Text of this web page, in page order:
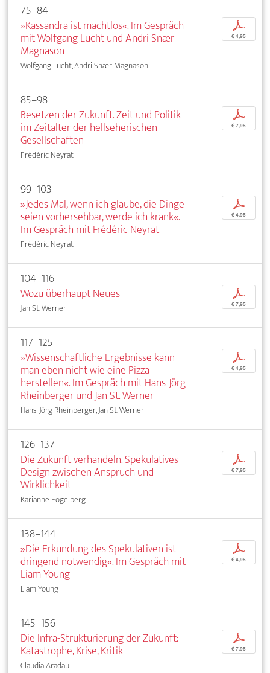
75–84
»Kassandra ist machtlos«. Im Gespräch
mit Wolfgang Lucht und Andri Snær
Magnason
Wolfgang Lucht, Andri Snær Magnason
p
€ 4,95
85–98
Besetzen der Zukunft. Zeit und Politik
im Zeitalter der hellseherischen
Gesellschaften
Frédéric Neyrat
p
€ 7,95
99–103
»Jedes Mal, wenn ich glaube, die Dinge
seien vorhersehbar, werde ich krank«.
Im Gespräch mit Frédéric Neyrat
Frédéric Neyrat
p
€ 4,95
104–116
Wozu überhaupt Neues
Jan St. Werner
p
€ 7,95
117–125
»Wissenschaftliche Ergebnisse kann
man eben nicht wie eine Pizza
herstellen«. Im Gespräch mit Hans-Jörg
Rheinberger und Jan St. Werner
Hans-Jörg Rheinberger, Jan St. Werner
p
€ 4,95
126–137
Die Zukunft verhandeln. Spekulatives
Design zwischen Anspruch und
Wirklichkeit
Karianne Fogelberg
p
€ 7,95
138–144
»Die Erkundung des Spekulativen ist
dringend notwendig«. Im Gespräch mit
Liam Young
Liam Young
p
€ 4,95
145–156
Die Infra-Strukturierung der Zukunft:
Katastrophe, Krise, Kritik
Claudia Aradau
p
€ 7,95